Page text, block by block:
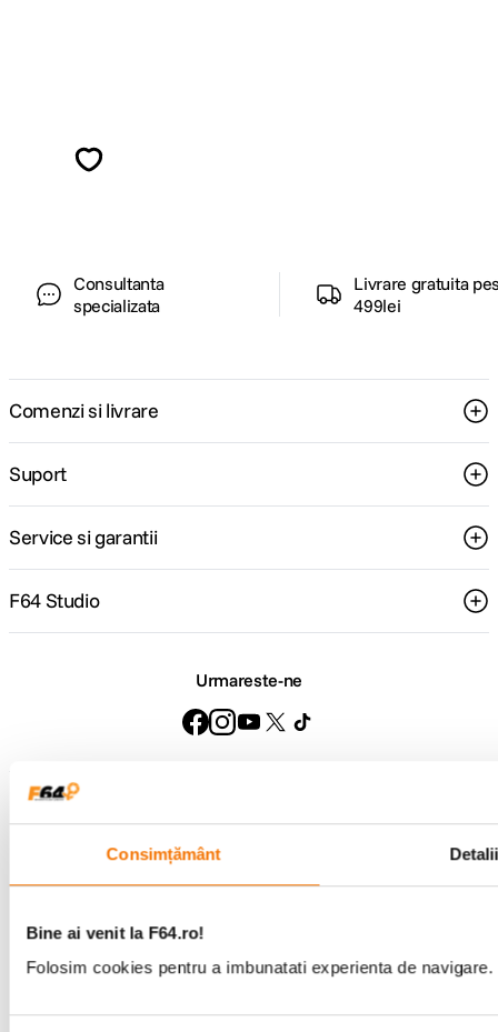
Consimțământ Detalii
Bine ai venit la F64.ro!
Folosim cookies pentru a imbunatati experienta de
Consultanta
specializata
Livrare gratuita
499lei
Comenzi si livrare
Suport
Service si garantii
F64 Studio
Urmareste-ne
Comenzi si suport
Program de lucru
Showroom